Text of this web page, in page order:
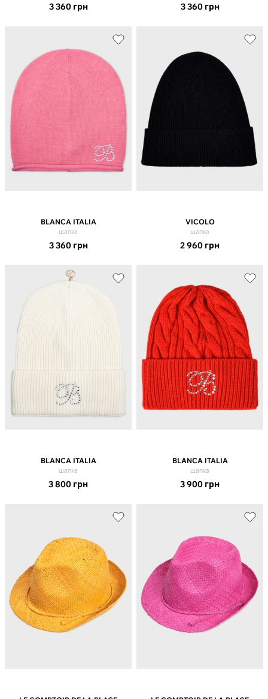
3 360 грн 3 360 грн
BLANCA ITALIA
шапка
3 360 грн
VICOLO
шапка
2 960 грн
BLANCA ITALIA
шапка
3 800 грн
BLANCA ITALIA
шапка
3 900 грн